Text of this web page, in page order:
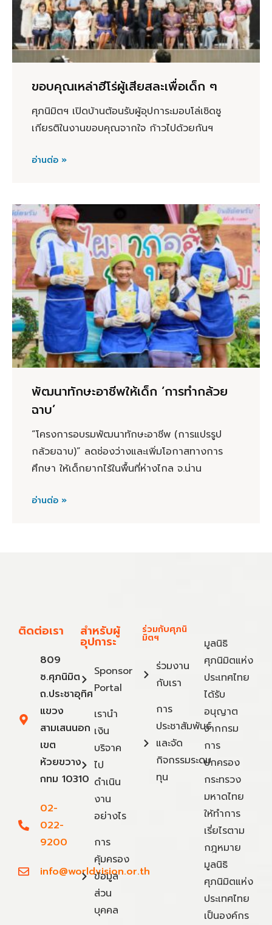
ขอบคุณเหล่าฮีโร่ผู้เสียสละเพื่อเด็ก ๆ
ศุภนิมิตฯ เปิดบ้านต้อนรับผู้อุปการะมอบโล่เชิดชู
เกียรติในงานขอบคุณจากใจ ก้าวไปด้วยกันฯ
อ่านต่อ »
พัฒนาทักษะอาชีพให้เด็ก ‘การทำกล้วย
ฉาบ’
“โครงการอบรมพัฒนาทักษะอาชีพ (การแปรรูป
กล้วยฉาบ)” ลดช่องว่างและเพิ่มโอกาสทางการ
ศึกษา ให้เด็กยากไร้ในพื้นที่ห่างไกล จ.น่าน
อ่านต่อ »
ติดต่อเรา
809
ซ.ศุภนิมิต
ถ.ประชาอุทิศ
แขวง
สามเสนนอก
เขต
ห้วยขวาง
กทม 10310
02-
022-
9200
info@worldvision.or.th
สำหรับผู้
อุปการะ
Sponsor
Portal
เรานำ
เงิน
บริจาค
ไป
ดำเนิน
งาน
อย่างไร
การ
คุ้มครอง
ข้อมูล
ส่วน
บุคคล
ร่วมกับศุภนิ
มิตฯ
ร่วมงาน
กับเรา
การ
ประชาสัมพันธ์
และจัด
กิจกรรมระดม
ทุน
มูลนิธิ
ศุภนิมิตแห่ง
ประเทศไทย
ได้รับ
อนุญาต
จากกรม
การ
ปกครอง
กระทรวง
มหาดไทย
ให้ทำการ
เรี่ยไรตาม
กฎหมาย
มูลนิธิ
ศุภนิมิตแห่ง
ประเทศไทย
เป็นองค์กร